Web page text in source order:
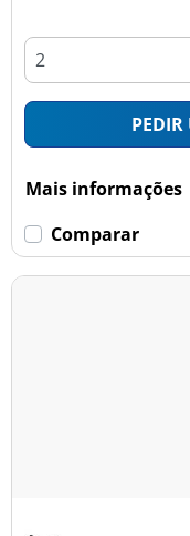
Mais informações
Comparar